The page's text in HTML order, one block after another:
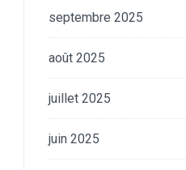
septembre 2025
août 2025
juillet 2025
juin 2025